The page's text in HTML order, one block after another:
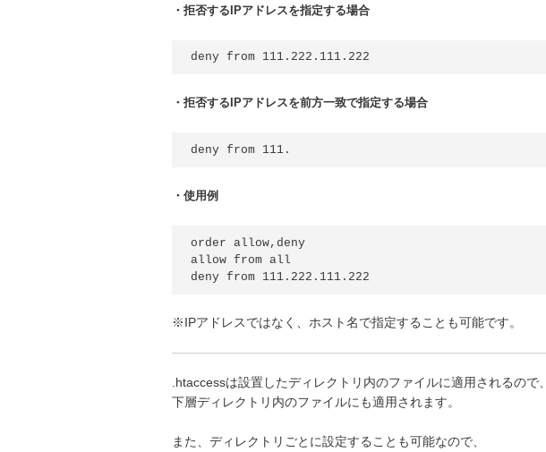
・拒否するIPアドレスを指定する場合
・拒否するIPアドレスを前方一致で指定する場合
・使用例
order allow,deny
allow from all
※IPアドレスではなく、ホスト名で指定することも可能です。
.htaccessは設置したディレクトリ内のファイルに適用されるので、
下層ディレクトリ内のファイルにも適用されます。
また、ディレクトリごとに設定することも可能なので、